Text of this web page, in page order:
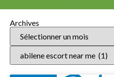
Archives